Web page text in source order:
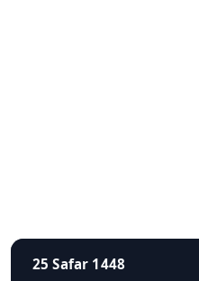
25 Safar 1448